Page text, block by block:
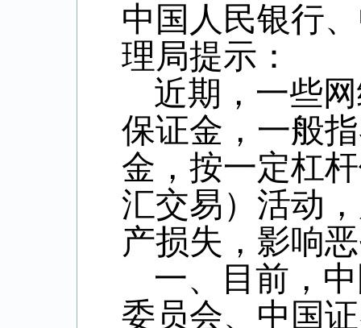
中国人民银行
理局提示：
近期，一些
保证金，一般
金，按一定杠
汇交易）活动
产损失，影响
一、目前，
委员会、中国